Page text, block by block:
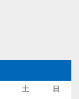
土
日